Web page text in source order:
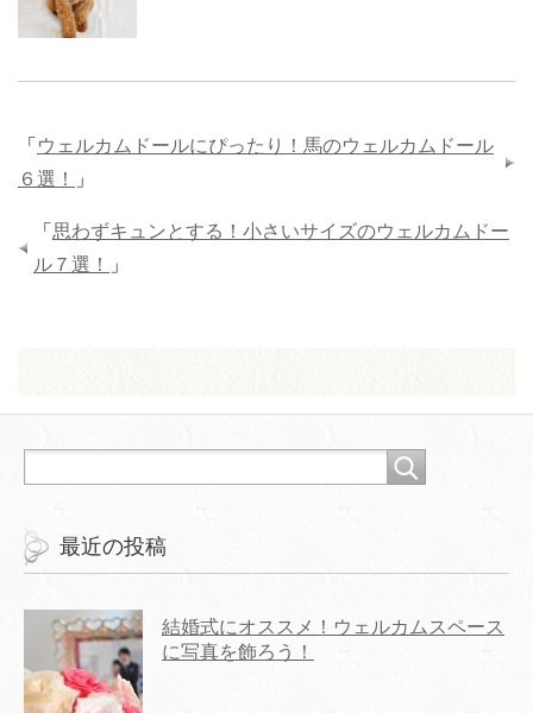
「 ウェルカムドールにぴったり！馬のウェルカムドール
６選！
」
「 思わずキュンとする！小さいサイズのウェルカムドー
ル７選！
」
最近の投稿
結婚式にオススメ！ウェルカムスペース
に写真を飾ろう！